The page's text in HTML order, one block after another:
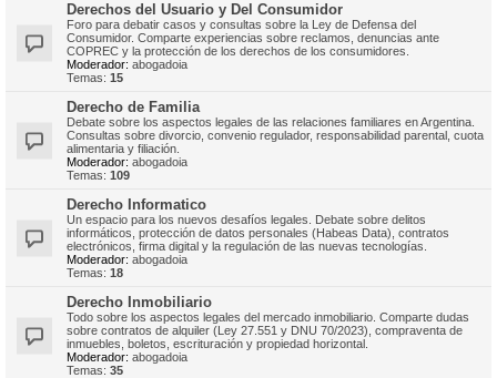
Derechos del Usuario y Del Consumidor
Foro para debatir casos y consultas sobre la Ley de Defensa del
Consumidor. Comparte experiencias sobre reclamos, denuncias ante
COPREC y la protección de los derechos de los consumidores.
Moderador: abogadoia
Temas: 15
Derecho de Familia
Debate sobre los aspectos legales de las relaciones familiares en Argentina.
Consultas sobre divorcio, convenio regulador, responsabilidad parental, cuota
alimentaria y filiación.
Moderador: abogadoia
Temas: 109
Derecho Informatico
Un espacio para los nuevos desafíos legales. Debate sobre delitos
informáticos, protección de datos personales (Habeas Data), contratos
electrónicos, firma digital y la regulación de las nuevas tecnologías.
Moderador: abogadoia
Temas: 18
Derecho Inmobiliario
Todo sobre los aspectos legales del mercado inmobiliario. Comparte dudas
sobre contratos de alquiler (Ley 27.551 y DNU 70/2023), compraventa de
inmuebles, boletos, escrituración y propiedad horizontal.
Moderador: abogadoia
Temas: 35